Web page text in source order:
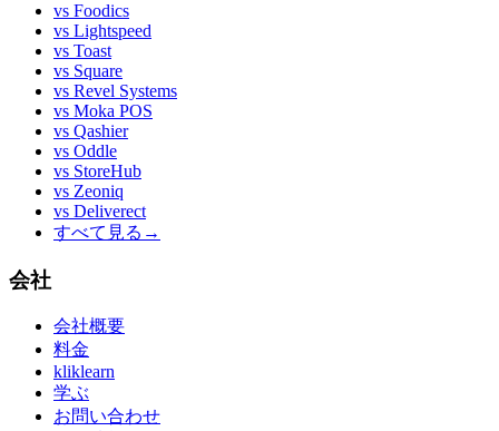
vs Foodics
vs Lightspeed
vs Toast
vs Square
vs Revel Systems
vs Moka POS
vs Qashier
vs Oddle
vs StoreHub
vs Zeoniq
vs Deliverect
すべて見る →
会社
会社概要
料金
kliklearn
学ぶ
お問い合わせ